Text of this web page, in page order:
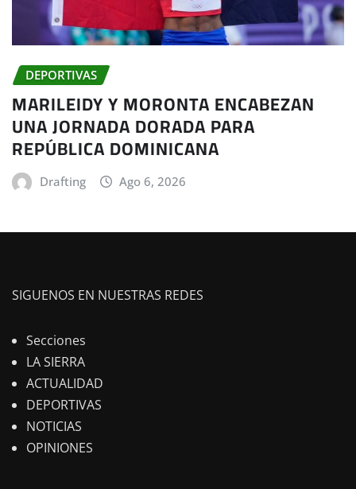
DEPORTIVAS
MARILEIDY Y MORONTA ENCABEZAN
UNA JORNADA DORADA PARA
REPÚBLICA DOMINICANA
Drafting Ago 6, 2026
SIGUENOS EN NUESTRAS REDES
Secciones
LA SIERRA
ACTUALIDAD
DEPORTIVAS
NOTICIAS
OPINIONES